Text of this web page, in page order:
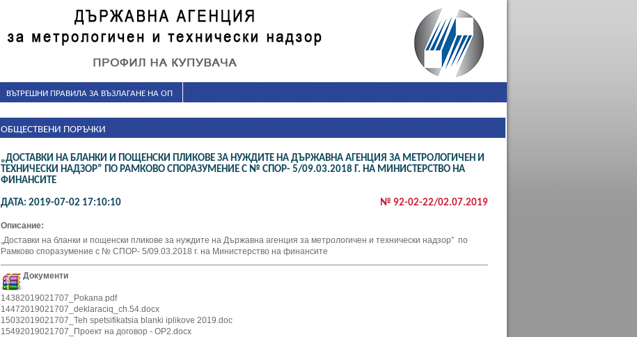
ВЪТРЕШНИ ПРАВИЛА ЗА ВЪЗЛАГАНЕ НА ОП
ОБЩЕСТВЕНИ ПОРЪЧКИ
„ДОСТАВКИ НА БЛАНКИ И ПОЩЕНСКИ ПЛИКОВЕ ЗА НУЖДИТЕ НА ДЪРЖАВНА АГЕНЦИЯ ЗА МЕТРОЛОГИЧЕН И
ТЕХНИЧЕСКИ НАДЗОР” ПО РАМКОВО СПОРАЗУМЕНИЕ С № СПОР- 5/09.03.2018 Г. НА МИНИСТЕРСТВО НА
ФИНАНСИТЕ
ДАТА: 2019-07-02 17:10:10 № 92-02-22/02.07.2019
Описание:
„Доставки на бланки и пощенски пликове за нуждите на Държавна агенция за метрологичен и технически надзор” по
Рамково споразумение с № СПОР- 5/09.03.2018 г. на Министерство на финансите
Документи
14382019021707_Pokana.pdf
14472019021707_deklaraciq_ch.54.docx
15032019021707_Teh spetsifikatsia blanki iplikove 2019.doc
15492019021707_Проект на договор - OP2.docx